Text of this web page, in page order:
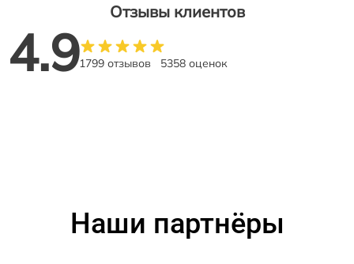
Отзывы клиентов
4.91799 отзывов 5358 оценок
Наши партнёры